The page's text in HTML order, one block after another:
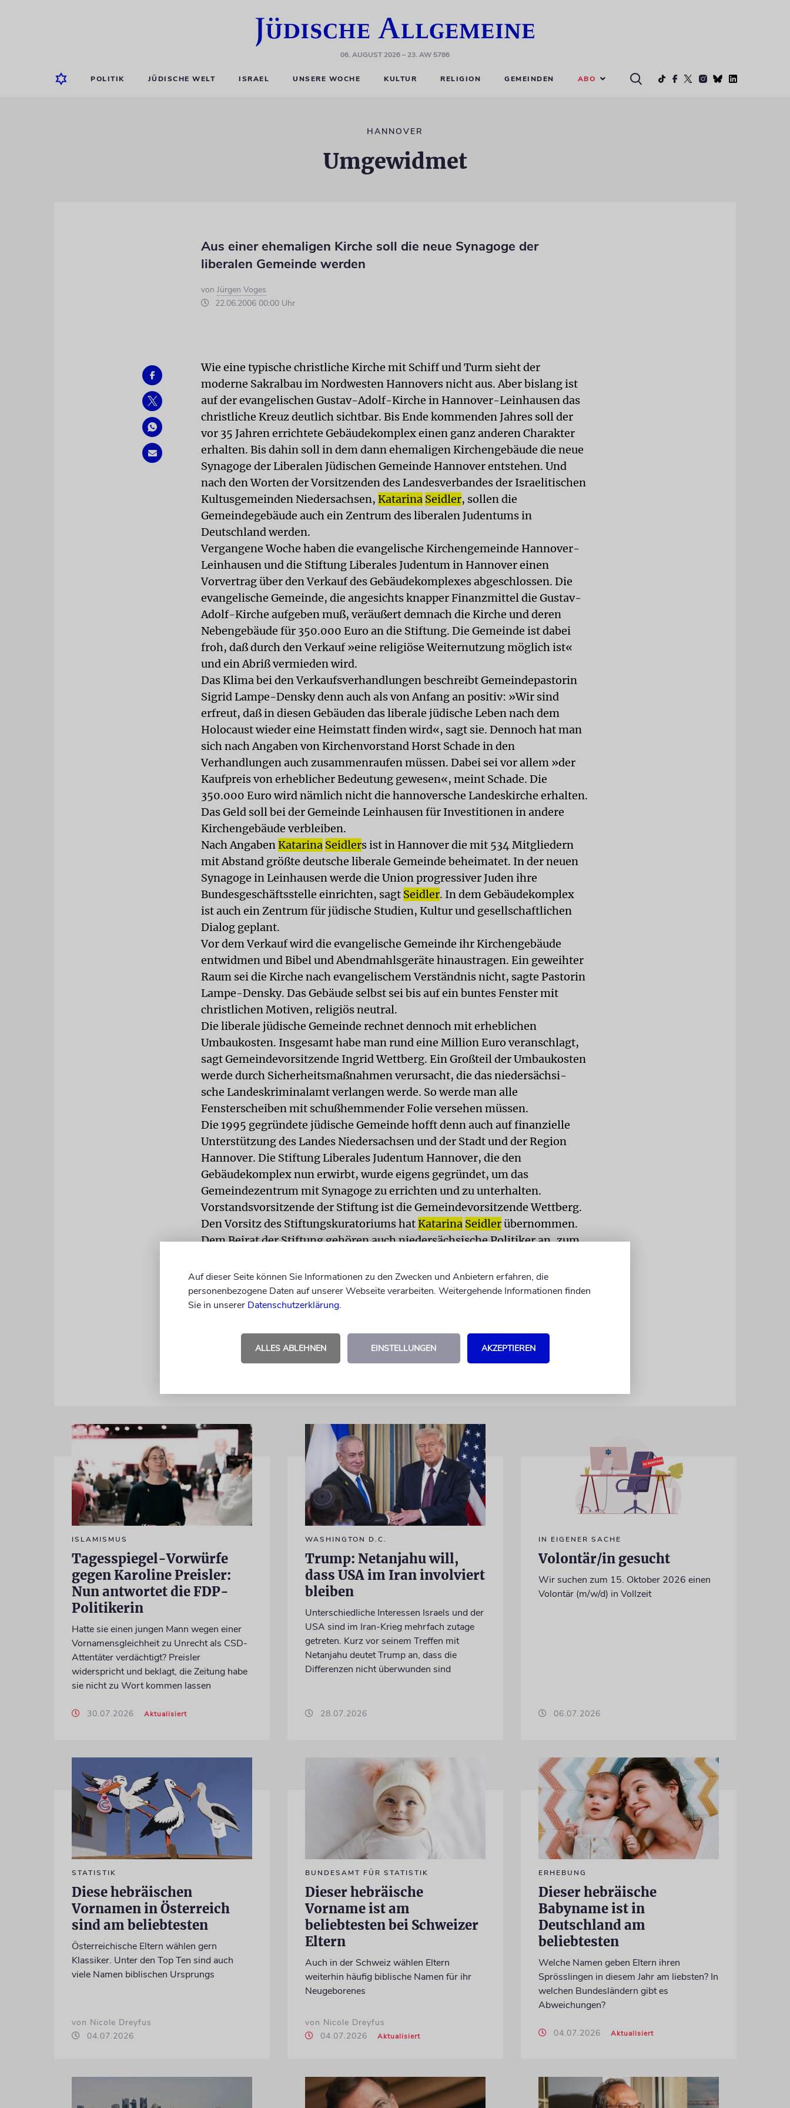
06. AUGUST 2026– 23. AW 5786
POLITIK JÜDISCHE WELT ISRAEL UNSERE WOCHE KULTUR RELIGION GEMEINDEN ABO
HANNOVER
Umgewidmet
Aus einer ehemaligen Kirche soll die neue Synagoge der
liberalen Gemeinde werden
von Jürgen Voges
22.06.2006 00:00 Uhr
Wie eine typische christliche Kirche mit Schiff und Turm sieht der
moderne Sakralbau im Nordwesten Hannovers nicht aus. Aber bislang ist
auf der evangelischen Gustav-Adolf-Kirche in Hannover-Leinhausen das
christliche Kreuz deutlich sichtbar. Bis Ende kommenden Jahres soll der
vor 35 Jahren errichtete Gebäudekomplex einen ganz anderen Charakter
erhalten. Bis dahin soll in dem dann ehemaligen Kirchengebäude die neue
Synagoge der Liberalen Jüdischen Gemeinde Hannover entstehen. Und
nach den Worten der Vorsitzenden des Landesverbandes der Israelitischen
Kultusgemeinden Niedersachsen, Katarina Seidler, sollen die
Gemeindegebäude auch ein Zentrum des liberalen Judentums in
Deutschland werden.
Vergangene Woche haben die evangelische Kirchengemeinde Hannover-
Leinhausen und die Stiftung Liberales Judentum in Hannover einen
Vorvertrag über den Verkauf des Gebäudekomplexes abgeschlossen. Die
evangelische Gemeinde, die angesichts knapper Finanzmittel die Gustav-
Adolf-Kirche aufgeben muß, veräußert demnach die Kirche und deren
Nebengebäude für 350.000 Euro an die Stiftung. Die Gemeinde ist dabei
froh, daß durch den Verkauf »eine religiöse Weiternutzung möglich ist«
und ein Abriß vermieden wird.
Das Klima bei den Verkaufsverhandlungen beschreibt Gemeindepastorin
Sigrid Lampe-Densky denn auch als von Anfang an positiv: »Wir sind
erfreut, daß in diesen Gebäuden das liberale jüdische Leben nach dem
Holocaust wieder eine Heimstatt finden wird«, sagt sie. Dennoch hat man
sich nach Angaben von Kirchenvorstand Horst Schade in den
Verhandlungen auch zusammenraufen müssen. Dabei sei vor allem »der
Kaufpreis von erheblicher Bedeutung gewesen«, meint Schade. Die
350.000 Euro wird nämlich nicht die hannoversche Landeskirche erhalten.
Das Geld soll bei der Gemeinde Leinhausen für Investitionen in andere
Kirchengebäude verbleiben.
Nach AngabenKatarina Seidlers ist in Hannover die mit 534 Mitgliedern
mit Abstand größte deutsche liberale Gemeinde beheimatet. In der neuen
Synagoge in Leinhausen werde die Union progressiver Juden ihre
Bundesgeschäftsstelle einrichten, sagt Seidler. In dem Gebäudekomplex
ist auch ein Zentrum für jüdische Studien, Kultur und gesellschaftlichen
Dialog geplant.
Vor dem Verkauf wird die evangelische Gemeinde ihr Kirchengebäude
entwidmen und Bibel und Abendmahlsgeräte hinaustragen. Ein geweihter
Raum sei die Kirche nach evangelischem Verständnis nicht, sagte Pastorin
Lampe-Densky. Das Gebäude selbst sei bis auf ein buntes Fenster mit
christlichen Motiven, religiös neutral.
Die liberale jüdische Gemeinde rechnet dennoch mit erheblichen
Umbaukosten. Insgesamt habe man rund eine Million Euro veranschlagt,
sagt Gemeindevorsitzende Ingrid Wettberg. Ein Großteil der Umbaukosten
werde durch Sicherheitsmaßnahmen verursacht, die das niedersächsi-
sche Landeskriminalamt verlangen werde. So werde man alle
Fensterscheiben mit schußhemmender Folie versehen müssen.
Die 1995 gegründete jüdische Gemeinde hofft denn auch auf finanzielle
Unterstützung des Landes Niedersachsen und der Stadt und der Region
Hannover. Die Stiftung Liberales Judentum Hannover, die den
Gebäudekomplex nun erwirbt, wurde eigens gegründet, um das
Gemeindezentrum mit Synagoge zu errichten und zu unterhalten.
Vorstandsvorsitzende der Stiftung ist die Gemeindevorsitzende Wettberg.
Den Vorsitz des Stiftungskuratoriums hatKatarina Seidlerübernommen.
Dem Beirat der Stiftung gehören auch niedersächsische Politiker an, zum
niedersächsische FDP-Fraktionschef Philipp Rösler und der
Sozialdezernent der Region Hannover Erwin Jordan (Grüne). Unterstützt
wird die Stiftung vom Förderverein Chaverim, zu dem sich führende
ISLAMISMUS
Tagesspiegel-Vorwürfe
gegen Karoline Preisler:
Nun antwortet die FDP-
Politikerin
Hatte sie einen jungen Mann wegen einer
Vornamensgleichheit zu Unrecht als CSD-
Attentäter verdächtigt? Preisler
widerspricht und beklagt, die Zeitung habe
sie nicht zu Wort kommen lassen
30.07.2026 Aktualisiert
WASHINGTON D.C.
Trump: Netanjahu will,
dass USA im Iran involviert
bleiben
Unterschiedliche Interessen Israels und der
USA sind im Iran-Krieg mehrfach zutage
getreten. Kurz vor seinem Treffen mit
Netanjahu deutet Trump an, dass die
Differenzen nicht überwunden sind
28.07.2026
IN EIGENER SACHE
Volontär/in gesucht
Wir suchen zum 15. Oktober 2026 einen
Volontär (m/w/d) in Vollzeit
06.07.2026
STATISTIK
Diese hebräischen
Vornamen in Österreich
sind am beliebtesten
Österreichische Eltern wählen gern
Klassiker. Unter den Top Ten sind auch
viele Namen biblischen Ursprungs
von Nicole Dreyfus
04.07.2026
BUNDESAMT FÜR STATISTIK
Dieser hebräische
Vorname ist am
beliebtesten bei Schweizer
Eltern
Auch in der Schweiz wählen Eltern
weiterhin häufig biblische Namen für ihr
Neugeborenes
von Nicole Dreyfus
04.07.2026
Aktualisiert
ERHEBUNG
Dieser hebräische
Babyname ist in
Deutschland am
beliebtesten
Welche Namen geben Eltern ihren
Sprösslingen in diesem Jahr am liebsten? In
welchen Bundesländern gibt es
Abweichungen?
04.07.2026 Aktualisiert
Auf dieser Seite können Sie Informationen zu den Zwecken und Anbietern erfahren, die
personenbezogene Daten auf unserer Webseite verarbeiten. Weitergehende Informationen finden
Sie in unserer Datenschutzerklärung.
ALLES ABLEHNEN EINSTELLUNGEN AKZEPTIEREN